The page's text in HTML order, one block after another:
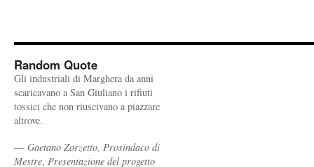
Random Quote
Gli industriali di Marghera da anni
scaricavano a San Giuliano i rifiuti
tossici che non riuscivano a piazzare
altrove.
— Gaetano Zorzetto, Prosindaco di
Mestre, Presentazione del progetto